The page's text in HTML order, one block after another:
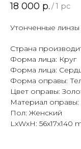
18 000 р. /1 pc
Утонченные линзы
Страна
Форма лица: Круг
Форма лица:
Форма оправы:
Цвет оправы:
Материал оправы:
Пол: Женский
LxWxH: 56x17x140